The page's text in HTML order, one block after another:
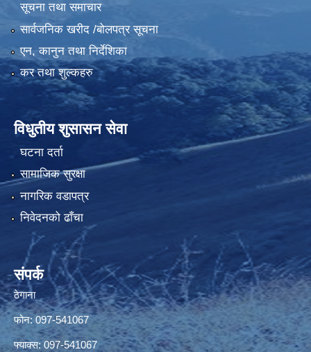
सूचना तथा समाचार
सार्वजनिक खरीद /बोलपत्र सूचना
एन, कानुन तथा निर्देशिका
कर तथा शुल्कहरु
विधुतीय शुसासन सेवा
घटना दर्ता
सामाजिक सुरक्षा
नागरिक वडापत्र
निवेदनको ढाँचा
संपर्क
ठेगाना
फोन: 097-541067
फ्याक्स: 097-541067